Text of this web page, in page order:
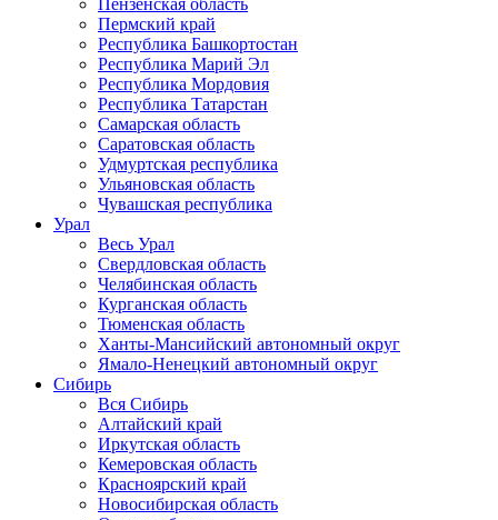
Пензенская область
Пермский край
Республика Башкортостан
Республика Марий Эл
Республика Мордовия
Республика Татарстан
Самарская область
Саратовская область
Удмуртская республика
Ульяновская область
Чувашская республика
Урал
Весь Урал
Свердловская область
Челябинская область
Курганская область
Тюменская область
Ханты-Мансийский автономный округ
Ямало-Ненецкий автономный округ
Сибирь
Вся Сибирь
Алтайский край
Иркутская область
Кемеровская область
Красноярский край
Новосибирская область